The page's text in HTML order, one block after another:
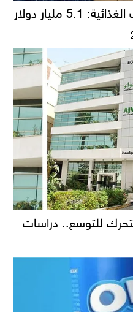
قفزة في صادرات الصناعات الغذائية: 5.1 مليار دولار
للتوسع.. دراسات